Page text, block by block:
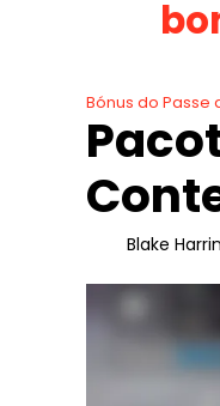
Bónus do Passe
Blake